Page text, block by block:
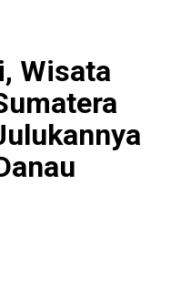
Wisata